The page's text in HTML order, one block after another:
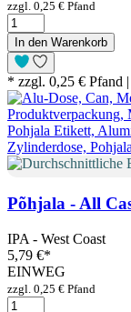
zzgl. 0,25 € Pfand
In den Warenkorb
* zzgl. 0,25 € Pfand
Põhjala - All
IPA - West Coast
5,79 €*
EINWEG
zzgl. 0,25 € Pfand